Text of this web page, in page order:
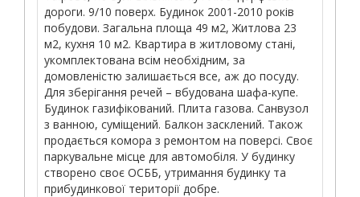
дороги. 9/10 поверх. Будинок 2001-2010 років
побудови. Загальна площа 49 м2, Житлова 23
м2, кухня 10 м2. Квартира в житловому стані,
укомплектована всім необхідним, за
домовленістю залишається все, аж до посуду.
Для зберігання речей – вбудована шафа-купе.
Будинок газифікований. Плита газова. Санвузол
з ванною, суміщений. Балкон засклений. Також
продається комора з ремонтом на поверсі. Своє
паркувальне місце для автомобіля. У будинку
створено своє ОСББ, утримання будинку та
прибудинкової території добре.